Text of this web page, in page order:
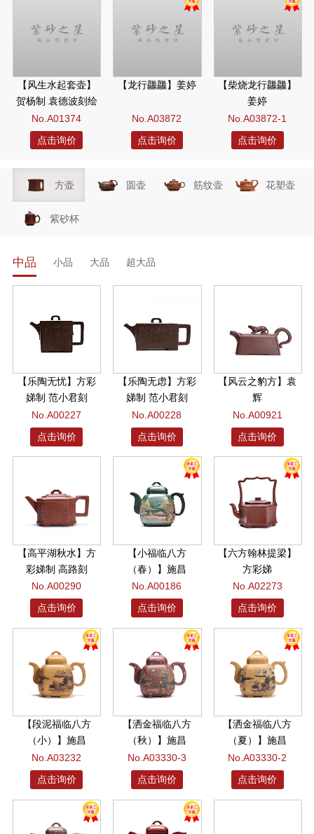
【风生水起套壶】
贺杨制 袁德波刻绘
No.A01374
点击询价
【龙行龘龘】姜婷
No.A03872
点击询价
【柴烧龙行龘龘】
姜婷
No.A03872-1
点击询价
方壶 圆壶 筋纹壶 花塑壶
紫砂杯
中品 小品 大品 超大品
【乐陶无忧】方彩
娣制 范小君刻
No.A00227
点击询价
【乐陶无虑】方彩
娣制 范小君刻
No.A00228
点击询价
【风云之豹方】袁
辉
No.A00921
点击询价
【高平湖秋水】方
彩娣制 高路刻
No.A00290
点击询价
【小福临八方
（春）】施昌
No.A00186
点击询价
【六方翰林提梁】
方彩娣
No.A02273
点击询价
【段泥福临八方
（小）】施昌
No.A03232
点击询价
【洒金福临八方
（秋）】施昌
No.A03330-3
点击询价
【洒金福临八方
（夏）】施昌
No.A03330-2
点击询价